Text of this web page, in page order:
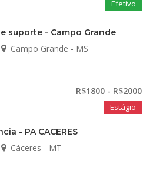
Efetivo
suporte - Campo Grande
Campo Grande - MS
R$1800 - R$2000
Estágio
- PA CACERES
Cáceres - MT